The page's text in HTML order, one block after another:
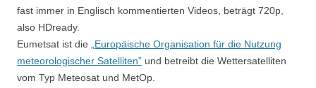
fast immer in Englisch kommentierten Videos, beträgt 720p,
also HDready.
Eumetsat ist die
„Europäische Organisation für die Nutzung
meteorologischer Satelliten” und betreibt die Wettersatelliten
vom Typ Meteosat und MetOp.